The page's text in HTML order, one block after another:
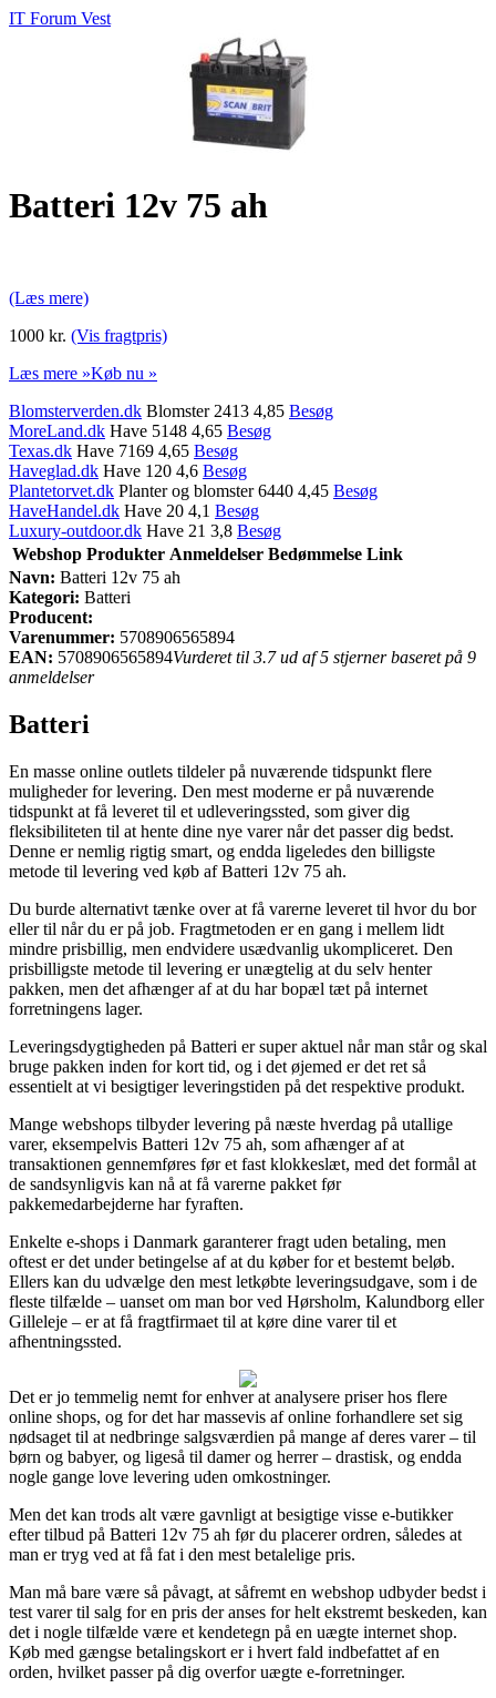
IT Forum Vest
Batteri 12v 75 ah
(Læs mere)
1000 kr. (Vis fragtpris)
Læs mere »Køb nu »
Blomsterverden.dk Blomster 2413 4,85 Besøg
MoreLand.dk Have 5148 4,65 Besøg
Texas.dk Have 7169 4,65 Besøg
Haveglad.dk Have 120 4,6 Besøg
Plantetorvet.dk Planter og blomster 6440 4,45 Besøg
HaveHandel.dk Have 20 4,1 Besøg
Luxury-outdoor.dk Have 21 3,8 Besøg
Webshop Produkter Anmeldelser Bedømmelse Link
Navn: Batteri 12v 75 ah
Kategori: Batteri
Producent:
Varenummer: 5708906565894
EAN: 5708906565894Vurderet til 3.7 ud af 5 stjerner baseret på 9
anmeldelser
Batteri
En masse online outlets tildeler på nuværende tidspunkt flere
muligheder for levering. Den mest moderne er på nuværende
tidspunkt at få leveret til et udleveringssted, som giver dig
fleksibiliteten til at hente dine nye varer når det passer dig bedst.
Denne er nemlig rigtig smart, og endda ligeledes den billigste
metode til levering ved køb af Batteri 12v 75 ah.
Du burde alternativt tænke over at få varerne leveret til hvor du bor
eller til når du er på job. Fragtmetoden er en gang i mellem lidt
mindre prisbillig, men endvidere usædvanlig ukompliceret. Den
prisbilligste metode til levering er unægtelig at du selv henter
pakken, men det afhænger af at du har bopæl tæt på internet
forretningens lager.
Leveringsdygtigheden på Batteri er super aktuel når man står og skal
bruge pakken inden for kort tid, og i det øjemed er det ret så
essentielt at vi besigtiger leveringstiden på det respektive produkt.
Mange webshops tilbyder levering på næste hverdag på utallige
varer, eksempelvis Batteri 12v 75 ah, som afhænger af at
transaktionen gennemføres før et fast klokkeslæt, med det formål at
de sandsynligvis kan nå at få varerne pakket før
pakkemedarbejderne har fyraften.
Enkelte e-shops i Danmark garanterer fragt uden betaling, men
oftest er det under betingelse af at du køber for et bestemt beløb.
Ellers kan du udvælge den mest letkøbte leveringsudgave, som i de
fleste tilfælde – uanset om man bor ved Hørsholm, Kalundborg eller
Gilleleje – er at få fragtfirmaet til at køre dine varer til et
afhentningssted.
Det er jo temmelig nemt for enhver at analysere priser hos flere
online shops, og for det har massevis af online forhandlere set sig
nødsaget til at nedbringe salgsværdien på mange af deres varer – til
børn og babyer, og ligeså til damer og herrer – drastisk, og endda
nogle gange love levering uden omkostninger.
Men det kan trods alt være gavnligt at besigtige visse e-butikker
efter tilbud på Batteri 12v 75 ah før du placerer ordren, således at
man er tryg ved at få fat i den mest betalelige pris.
Man må bare være så påvagt, at såfremt en webshop udbyder bedst i
test varer til salg for en pris der anses for helt ekstremt beskeden, kan
det i nogle tilfælde være et kendetegn på en uægte internet shop.
Køb med gængse betalingskort er i hvert fald indbefattet af en
orden, hvilket passer på dig overfor uægte e-forretninger.